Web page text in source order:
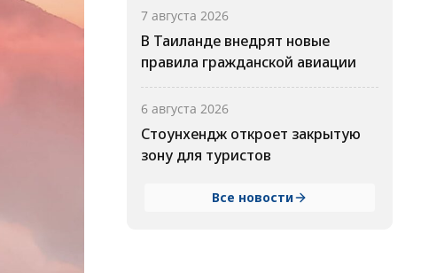
7 августа 2026
В Таиланде внедрят новые
правила гражданской авиации
6 августа 2026
Стоунхендж откроет закрытую
зону для туристов
Все новости